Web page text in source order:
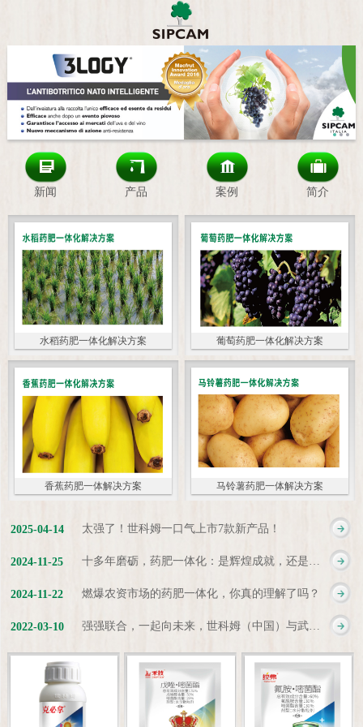
新闻 产品 案例 简介
水稻药肥一体化解决方案 葡萄药肥一体化解决方案
香蕉药肥一体解决方案 马铃薯药肥一体解决方案
太强了！世科姆一口气上市7款新产品！
2025-04-14
十多年磨砺，药肥一体化：是辉煌成就，还是新起点？
2024-11-25
燃爆农资市场的药肥一体化，你真的理解了吗？
2024-11-22
强强联合，一起向未来，世科姆（中国）与武汉科诺达成战略合作协议
2022-03-10